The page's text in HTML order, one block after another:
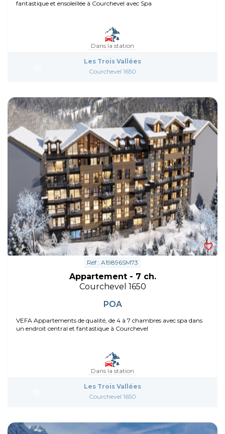
fantastique et ensoleillée à Courchevel avec Spa
Dans la station
Les Trois Vallées
Courchevel 1650
Réf : A19896SM73
Appartement - 7 ch.
Courchevel 1650
POA
VEFA Appartements de qualité, de 4 à 7 chambres avec spa dans
un endroit central et fantastique à Courchevel
Dans la station
Les Trois Vallées
Courchevel 1650